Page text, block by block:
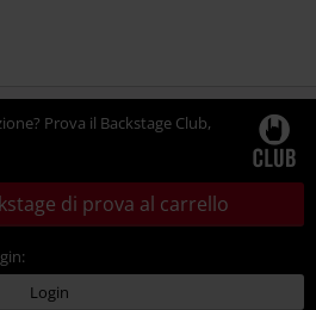
Prova il Backstage Club,
di prova al carrello
Login